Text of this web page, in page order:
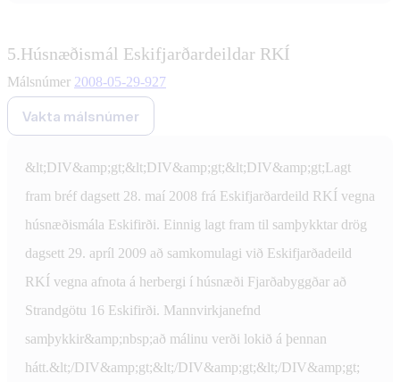
5.Húsnæðismál Eskifjarðardeildar RKÍ
Málsnúmer 2008-05-29-927
Vakta málsnúmer
&lt;DIV&amp;gt;&lt;DIV&amp;gt;&lt;DIV&amp;gt;Lagt
fram bréf dagsett 28. maí 2008 frá Eskifjarðardeild RKÍ vegna
húsnæðismála Eskifirði. Einnig lagt fram til samþykktar drög
dagsett 29. apríl 2009 að samkomulagi við Eskifjarðadeild
RKÍ vegna afnota á herbergi í húsnæði Fjarðabyggðar að
Strandgötu 16 Eskifirði. Mannvirkjanefnd
samþykkir&amp;nbsp;að málinu verði lokið á þennan
hátt.&lt;/DIV&amp;gt;&lt;/DIV&amp;gt;&lt;/DIV&amp;gt;